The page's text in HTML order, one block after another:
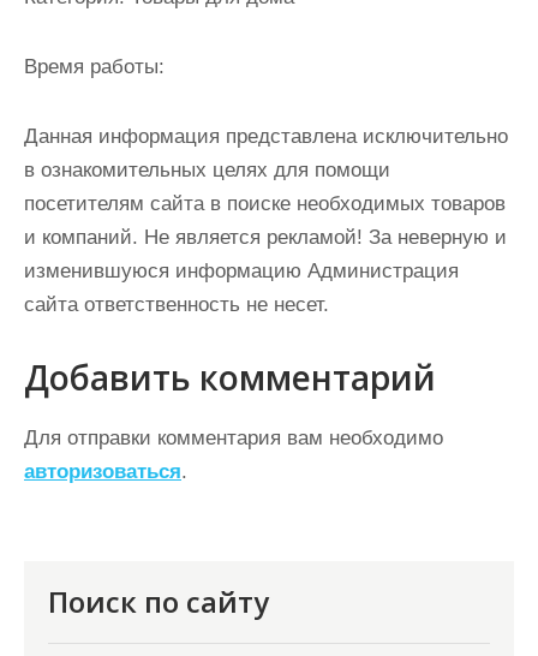
Время работы:
Данная информация представлена исключительно
в ознакомительных целях для помощи
посетителям сайта в поиске необходимых товаров
и компаний. Не является рекламой! За неверную и
изменившуюся информацию Администрация
сайта ответственность не несет.
Добавить комментарий
Для отправки комментария вам необходимо
авторизоваться.
Поиск по сайту